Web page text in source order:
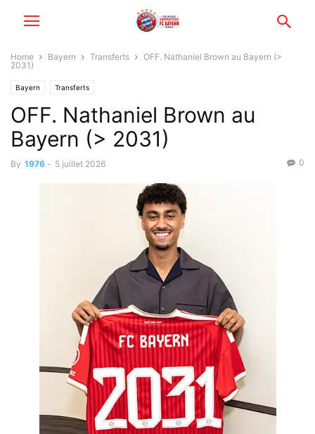
Home Bayern Transferts
OFF. Nathaniel Brown au Bayern (>
2031)
Bayern Transferts
OFF. Nathaniel Brown au
Bayern (> 2031)
By 1976 - 5 juillet 2026 0